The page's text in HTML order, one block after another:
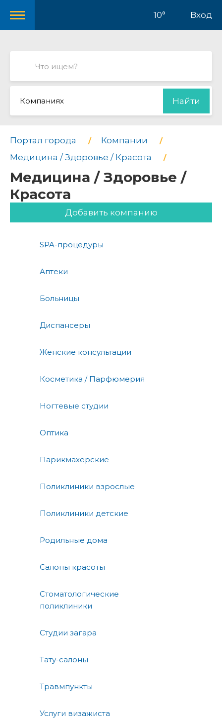
10° Вход
Компаниях Найти
Портал города
Компании
Медицина / Здоровье / Красота
Медицина / Здоровье /
Красота
Добавить компанию
SPA-процедуры
Аптеки
Больницы
Диспансеры
Женские консультации
Косметика / Парфюмерия
Ногтевые студии
Оптика
Парикмахерские
Поликлиники взрослые
Поликлиники детские
Родильные дома
Салоны красоты
Стоматологические
поликлиники
Студии загара
Тату-салоны
Травмпункты
Услуги визажиста